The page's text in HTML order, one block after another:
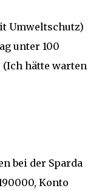
Umweltschutz)
unter 100
(Ich hätte warten
bei der Sparda
Konto